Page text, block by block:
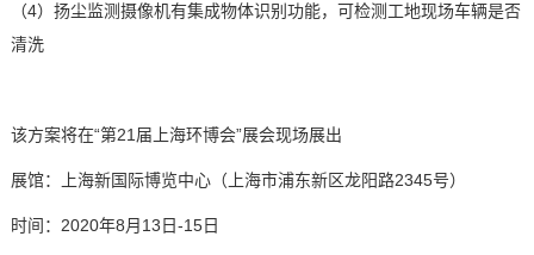
（4）扬尘监测摄像机有集成物体识别功能，可检测工地现场车辆是否
清洗
该方案将在“第21 届 上海环博会”展会现场展出
展馆：上海新国际博览中心（上海市浦东新区龙阳路2345号）
时间：2020年8月 13 日-15日